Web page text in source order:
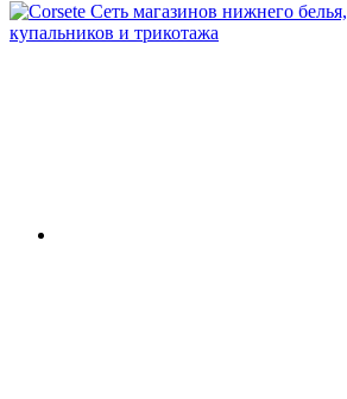
Сеть магазинов нижнего белья,
купальников и трикотажа